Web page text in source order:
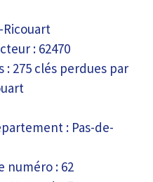
: 62470
275 clés perdues par
: Pas-de-
numéro : 62